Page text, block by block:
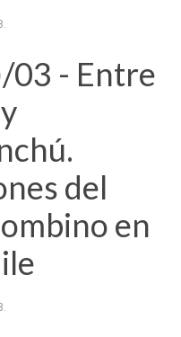
.
03 - Entre
del
en
.